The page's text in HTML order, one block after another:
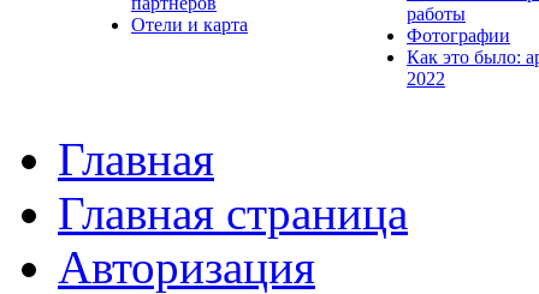
Отели и карта
работы
Фотографии
Как это было:
2022
Главная
Главная страница
Авторизация